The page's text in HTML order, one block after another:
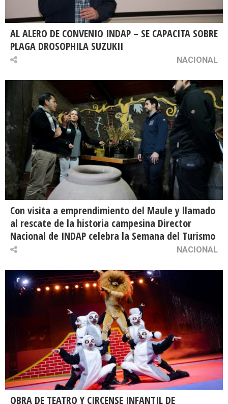
AL ALERO DE CONVENIO INDAP – SE CAPACITA SOBRE
PLAGA DROSOPHILA SUZUKII
NACIONAL
Con visita a emprendimiento del Maule y llamado
al rescate de la historia campesina Director
Nacional de INDAP celebra la Semana del Turismo
NACIONAL
OBRA DE TEATRO Y CIRCENSE INFANTIL DE